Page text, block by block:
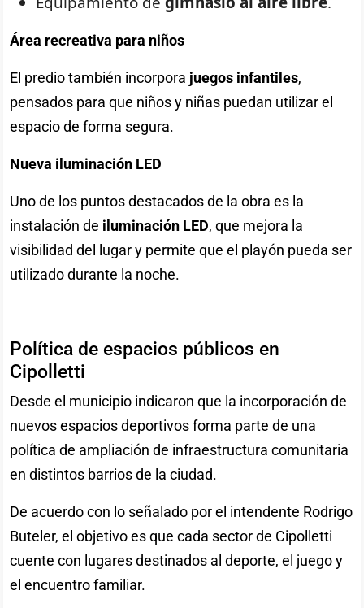
Área recreativa para niños
El predio también incorpora juegos infantiles,
pensados para que niños y niñas puedan utilizar el
espacio de forma segura.
Nueva iluminación LED
Uno de los puntos destacados de la obra es la
instalación de iluminación LED, que mejora la
visibilidad del lugar y permite que el playón pueda ser
utilizado durante la noche.
Política de espacios públicos en
Cipolletti
Desde el municipio indicaron que la incorporación de
nuevos espacios deportivos forma parte de una
política de ampliación de infraestructura comunitaria
en distintos barrios de la ciudad.
De acuerdo con lo señalado por el intendente Rodrigo
Buteler, el objetivo es que cada sector de Cipolletti
cuente con lugares destinados al deporte, el juego y
el encuentro familiar.